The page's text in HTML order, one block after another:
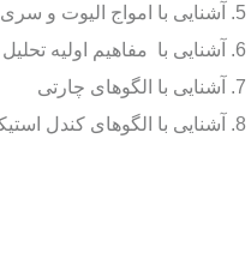
آشنایی با امواج الیوت و
آشنایی با مفاهیم اولیه
آشنایی با الگوهای چارتی
آشنایی با الگوهای کندل